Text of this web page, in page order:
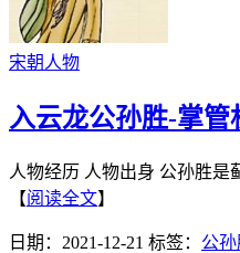
宋朝人物
入云龙公孙胜-掌
人物经历 人物出身 公孙胜
【阅读全文】
日期：2021-12-21 标签： 公孙